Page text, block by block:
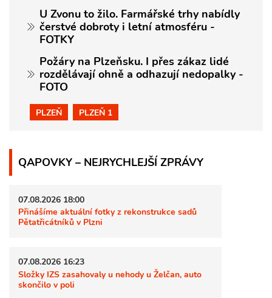
U Zvonu to žilo. Farmářské trhy nabídly
čerstvé dobroty i letní atmosféru -
FOTKY
Požáry na Plzeňsku. I přes zákaz lidé
rozdělávají ohně a odhazují nedopalky -
FOTO
PLZEŇ PLZEŇ 1
QAPOVKY – NEJRYCHLEJŠÍ ZPRÁVY
07.08.2026 18:00
Přinášíme aktuální fotky z rekonstrukce sadů
Pětatřicátníků v Plzni
07.08.2026 16:23
Složky IZS zasahovaly u nehody u Želčan, auto
skončilo v poli